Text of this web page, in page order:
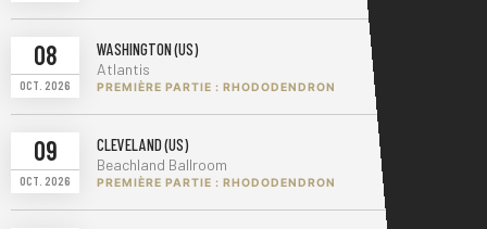
08
OCT. 2026
WASHINGTON (US)
Atlantis
PREMIÈRE PARTIE : RHODODENDRON
09
OCT. 2026
CLEVELAND (US)
Beachland Ballroom
PREMIÈRE PARTIE : RHODODENDRON